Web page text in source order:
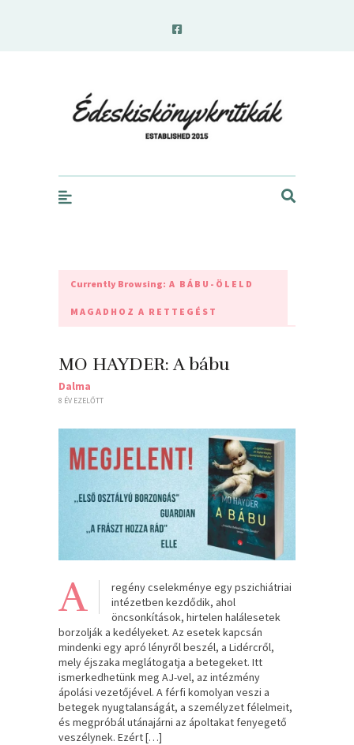
Currently Browsing: A BÁBU-ÖLELD
MAGADHOZ A RETTEGÉST
MO HAYDER: A ​bábu
Dalma
8 ÉV EZELŐTT
A
regény cselekménye egy pszichiátriai
intézetben kezdődik, ahol
öncsonkítások, hirtelen halálesetek
borzolják a kedélyeket. Az esetek kapcsán
mindenki egy apró lényről beszél, a Lidércről,
mely éjszaka meglátogatja a betegeket. Itt
ismerkedhetünk meg AJ-vel, az intézmény
ápolási vezetőjével. A férfi komolyan veszi a
betegek nyugtalanságát, a személyzet félelmeit,
és megpróbál utánajárni az ápoltakat fenyegető
veszélynek. Ezért […]